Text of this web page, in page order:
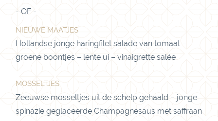
NIEUWE MAATJES
Hollandse jonge haringfilet salade van tomaat –
groene boontjes – lente ui – vinaigrette salée
MOSSELTJES
Zeeuwse mosseltjes uit de schelp gehaald – jonge
spinazie geglaceerde Champagnesaus met saffraan